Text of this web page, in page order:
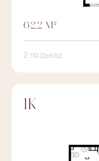
62,2 М²
2 подъезд
1К